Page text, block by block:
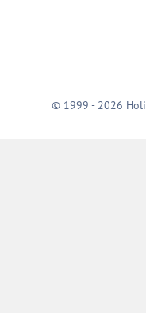
© 1999 - 2026